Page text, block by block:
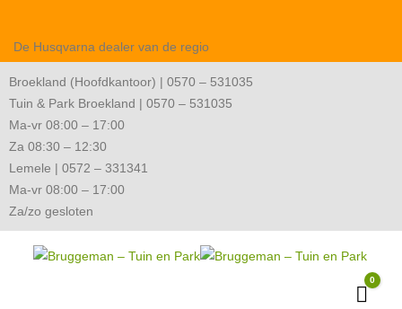
De Husqvarna dealer van de regio
Broekland (Hoofdkantoor) | 0570 – 531035
Tuin & Park Broekland | 0570 – 531035
Ma-vr 08:00 – 17:00
Za 08:30 – 12:30
Lemele | 0572 – 331341
Ma-vr 08:00 – 17:00
Za/zo gesloten
0